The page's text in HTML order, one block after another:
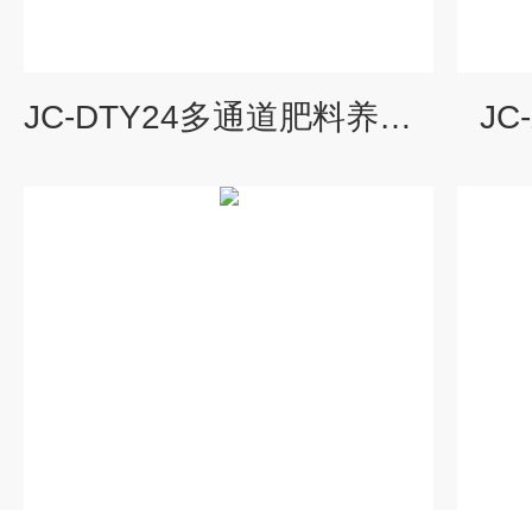
JC-DTY24多通道肥料养分检测仪